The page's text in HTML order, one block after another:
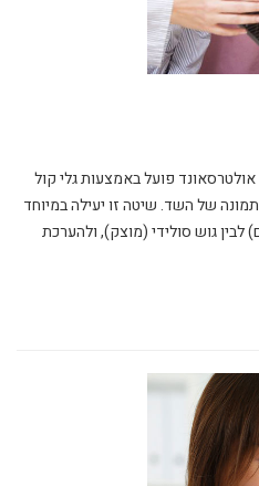
פועל באמצעות גלי קול
של השד. שיטה זו יעילה במיוחד
לבין גוש סולידי (מוצק), ולהערכת